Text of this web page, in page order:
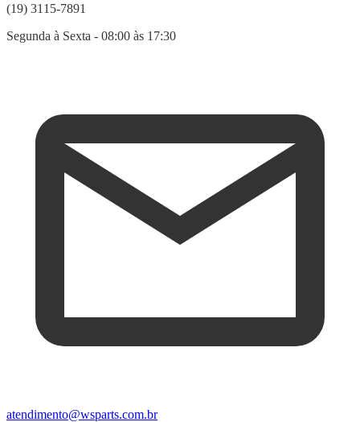
(19) 3115-7891
Segunda à Sexta - 08:00 às 17:30
atendimento@wsparts.com.br